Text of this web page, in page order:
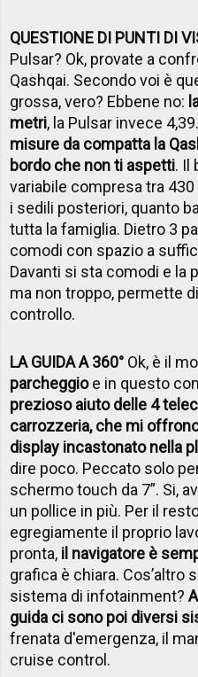
QUESTIONE DI PUNTI DI
Pulsar? Ok, provate a
Qashqai. Secondo voi è
grossa, vero? Ebbene no:
metri, la Pulsar invece
misure da compatta la
bordo che non ti aspetti. Il
variabile compresa tra
i sedili posteriori, quanto
tutta la famiglia. Dietro 3
comodi con spazio a
Davanti si sta comodi e la
ma non troppo, permette
controllo.
LA GUIDA A 360° Ok, è il
parcheggioe in questo
prezioso aiuto delle 4
carrozzeria, che mi
display incastonato nella
dire poco. Peccato solo
schermo touch da 7”. Si,
un pollice in più. Per il
egregiamente il proprio
pronta, il navigatore è
grafica è chiara. Cos’altro
sistema di infotainment?
guida ci sono poi diversi
frenata d'emergenza, il
cruise control.